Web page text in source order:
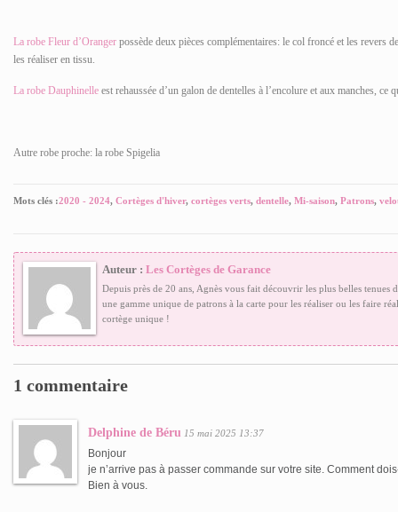
La robe Fleur d’Oranger possède deux pièces complémentaires: le col froncé et les revers
les réaliser en tissu.
La robe Dauphinelle est rehaussée d’un galon de dentelles à l’encolure et aux manches, ce
Autre robe proche: la robe Spigelia
Mots clés :2020 - 2024, Cortèges d'hiver, cortèges verts, dentelle, Mi-saison, Patrons,
Auteur : Les Cortèges de Garance
Depuis près de 20 ans, Agnès vous fait découvrir les plus belles tenues
une gamme unique de patrons à la carte pour les réaliser ou les faire
cortège unique !
1 commentaire
Delphine de Béru 15 mai 2025 13:37
Bonjour
je n’arrive pas à passer commande sur votre site. Comment
Bien à vous.